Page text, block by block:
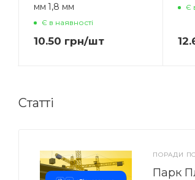
мм 1,8 мм
Є в наявності
10.50 грн/шт
Є
Статті
ПОРАДИ
Парк